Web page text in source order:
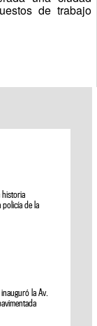
de trabajo
historia
policía de la
la Av.